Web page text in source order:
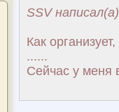
SSV написал(а)
Как
......
Сейчас у меня